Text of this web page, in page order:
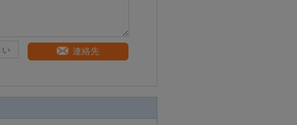
連絡先